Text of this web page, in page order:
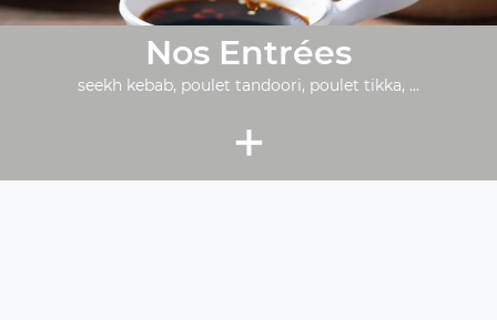
Nos Entrées
seekh kebab, poulet tandoori, poulet tikka, ...
+